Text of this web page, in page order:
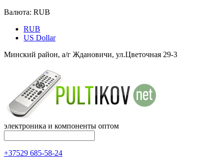
Валюта: RUB
RUB
US Dollar
Минский район, а/г Ждановичи, ул.Цветочная 29-3
электроника и компоненты оптом
+37529 685-58-24